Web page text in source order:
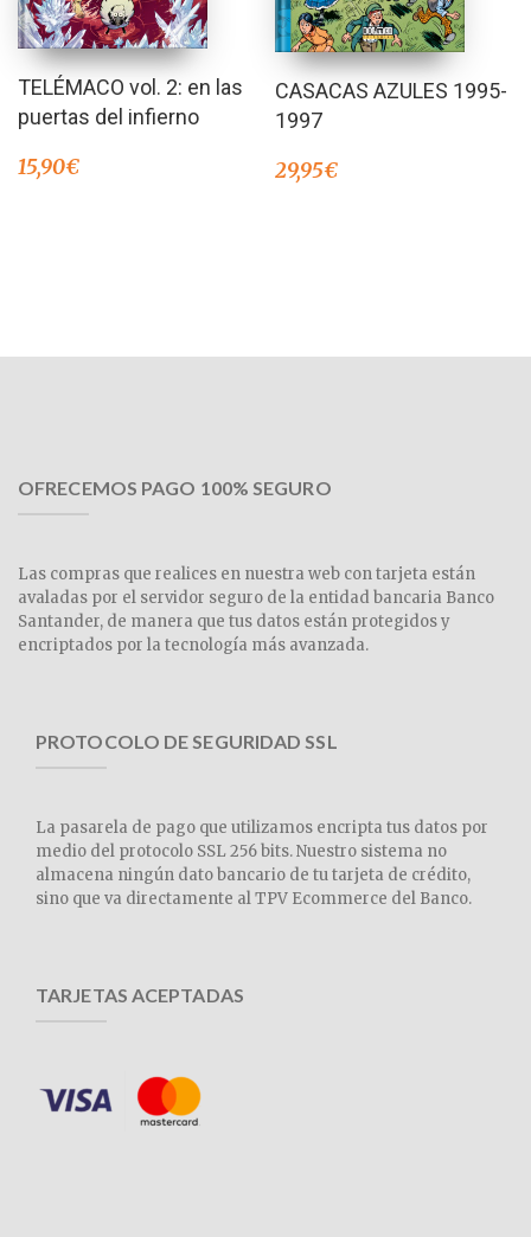
TELÉMACO vol. 2: en las
puertas del infierno
15,90€
CASACAS AZULES 1995-
1997
29,95€
OFRECEMOS PAGO 100% SEGURO
Las compras que realices en nuestra web con tarjeta están
avaladas por el servidor seguro de la entidad bancaria Banco
Santander, de manera que tus datos están protegidos y
encriptados por la tecnología más avanzada.
PROTOCOLO DE SEGURIDAD SSL
La pasarela de pago que utilizamos encripta tus datos por
medio del protocolo SSL 256 bits. Nuestro sistema no
almacena ningún dato bancario de tu tarjeta de crédito,
sino que va directamente al TPV Ecommerce del Banco.
TARJETAS ACEPTADAS